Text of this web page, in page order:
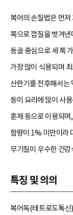
복어의 손질법은 먼
쪽으로 껍질을 벗겨
등골 중심으로 세 쪽
가장 많이 식용되며
산란기를 전후해서는
등이 요리에 많이 사
훈제 등으로 이용되
함량이 1% 미만이라
무기질이 우수한 건강
특징 및 의의
복어독(테트로도톡신